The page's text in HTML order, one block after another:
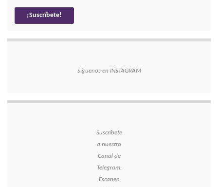
Síguenos en INSTAGRAM
Suscríbete
a nuestro
Canal de
Telegram.
Escanea